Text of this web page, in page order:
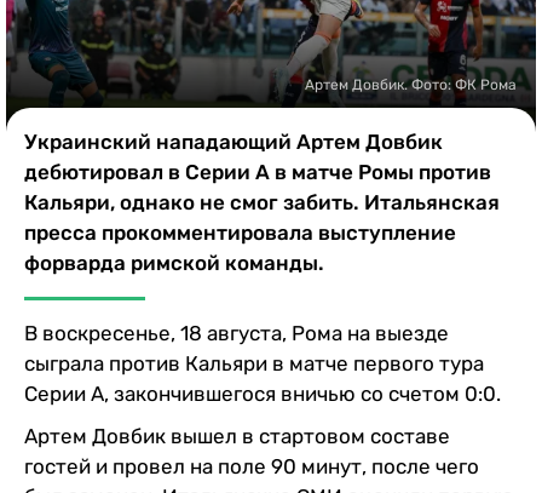
Артем Довбик. Фото: ФК Рома
Украинский нападающий Артем Довбик
дебютировал в Серии А в матче Ромы против
Кальяри, однако не смог забить. Итальянская
пресса прокомментировала выступление
форварда римской команды.
В воскресенье, 18 августа, Рома на выезде
сыграла против Кальяри в матче первого тура
Серии А, закончившегося вничью со счетом 0:0.
Артем Довбик вышел в стартовом составе
гостей и провел на поле 90 минут, после чего